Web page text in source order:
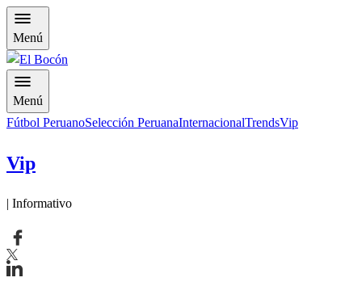
Menú
Menú
Fútbol PeruanoSelección PeruanaInternacionalTrendsVip
Vip
| Informativo